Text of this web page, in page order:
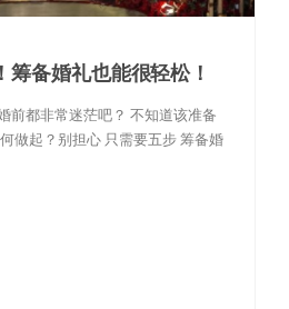
备婚礼也能很轻松！
前都非常迷茫吧？ 不知道该准备
做起？别担心 只需要五步 筹备婚